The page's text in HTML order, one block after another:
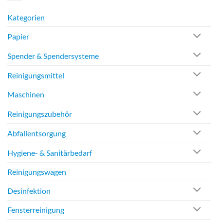
Kategorien
Papier
Spender & Spendersysteme
Reinigungsmittel
Maschinen
Reinigungszubehör
Abfallentsorgung
Hygiene- & Sanitärbedarf
Reinigungswagen
Desinfektion
Fensterreinigung